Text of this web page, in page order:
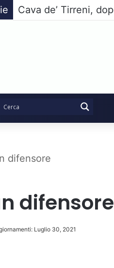
difensore
difensore
Luglio 30, 2021